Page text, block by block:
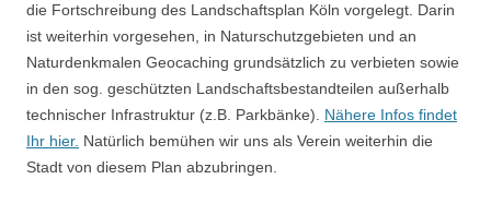
die Fortschreibung des Landschaftsplan Köln vorgelegt. Darin
ist weiterhin vorgesehen, in Naturschutzgebieten und an
Naturdenkmalen Geocaching grundsätzlich zu verbieten sowie
in den sog. geschützten Landschaftsbestandteilen außerhalb
technischer Infrastruktur (z.B. Parkbänke). Nähere Infos findet
Ihr hier. Natürlich bemühen wir uns als Verein weiterhin die
Stadt von diesem Plan abzubringen.